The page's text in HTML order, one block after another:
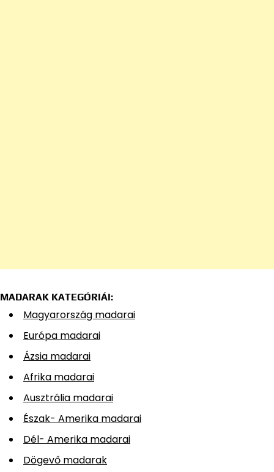
MADARAK KATEGÓRIÁI:
Magyarország madarai
Európa madarai
Ázsia madarai
Afrika madarai
Ausztrália madarai
Észak- Amerika madarai
Dél- Amerika madarai
Dögevő madarak